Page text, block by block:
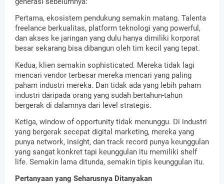
Pertama, ekosistem pendukung semakin matang. Talenta
freelance berkualitas, platform teknologi yang powerful,
dan akses ke jaringan yang dulu hanya dimiliki korporat
besar sekarang bisa dibangun oleh tim kecil yang tepat.
Kedua, klien semakin sophisticated. Mereka tidak lagi
mencari vendor terbesar mereka mencari yang paling
paham industri mereka. Dan tidak ada yang lebih paham
industri daripada orang yang sudah bertahun-tahun
bergerak di dalamnya dari level strategis.
Ketiga, window of opportunity tidak menunggu. Di industri
yang bergerak secepat digital marketing, mereka yang
punya network, insight, dan track record punya keunggulan
yang sangat konkret tapi keunggulan itu memiliki shelf
life. Semakin lama ditunda, semakin tipis keunggulan itu.
Pertanyaan yang Seharusnya Ditanyakan